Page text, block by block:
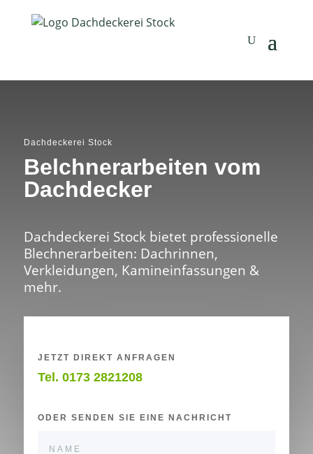
Dachdeckerei Stock
Belchnerarbeiten vom
Dachdecker
Dachdeckerei Stock bietet professionelle
Blechnerarbeiten: Dachrinnen,
Verkleidungen, Kamineinfassungen &
mehr.
JETZT DIREKT ANFRAGEN
Tel. 0173 2821208
ODER SENDEN SIE EINE NACHRICHT